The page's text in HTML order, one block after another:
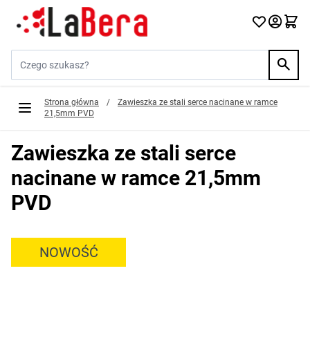
Przejdź do treści
Strona główna /
Zawieszka ze stali serce nacinane w ramce
21,5mm PVD
Zawieszka ze stali serce
nacinane w ramce 21,5mm
PVD
NOWOŚĆ